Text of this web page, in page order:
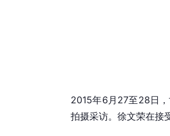
2015年6月27至28日
拍摄采访。徐文荣在接